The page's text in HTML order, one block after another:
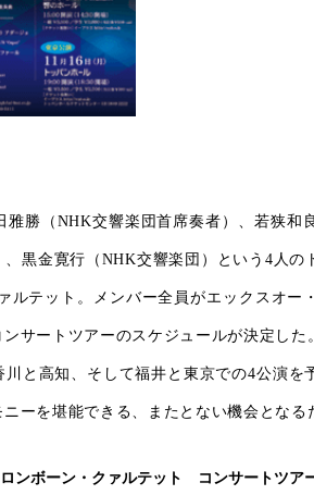
雅勝（NHK交響楽団首席奏者）、若狭和
黒金寛行（NHK交響楽団）という4人の
ルテット。メンバー全員がエックスオー
サートツアーのスケジュールが決定した。
と高知、そして福井と東京での4公演を
ーを堪能できる、またとない機会となる
ンボーン・クァルテット コンサートツア